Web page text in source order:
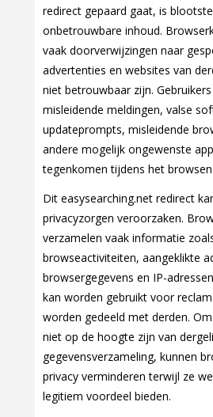
redirect gepaard gaat, is
onbetrouwbare inhoud.
vaak doorverwijzingen naar
advertenties en websites van
niet betrouwbaar zijn.
misleidende meldingen, valse
updateprompts, misleidende
andere mogelijk ongewenste
tegenkomen tijdens het browsen.
Dit easysearching.net redirect
privacyzorgen veroorzaken.
verzamelen vaak informatie
browseactiviteiten, aangeklikte
browsergegevens en IP-
kan worden gebruikt voor
worden gedeeld met derden.
niet op de hoogte zijn van
gegevensverzameling, kunnen
privacy verminderen terwijl ze
legitiem voordeel bieden.